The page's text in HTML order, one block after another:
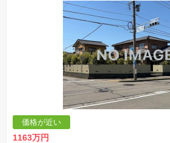
価格が近い
1163万円